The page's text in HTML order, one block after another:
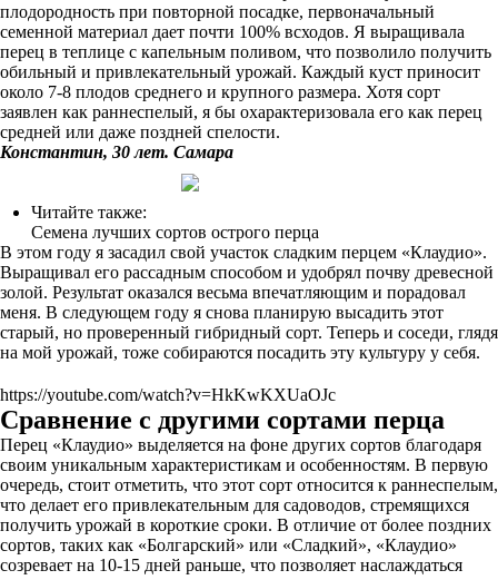
плодородность при повторной посадке, первоначальный
семенной материал дает почти 100% всходов. Я выращивала
перец в теплице с капельным поливом, что позволило получить
обильный и привлекательный урожай. Каждый куст приносит
около 7-8 плодов среднего и крупного размера. Хотя сорт
заявлен как раннеспелый, я бы охарактеризовала его как перец
средней или даже поздней спелости.
Константин, 30 лет. Самара
Читайте также:
Семена лучших сортов острого перца
В этом году я засадил свой участок сладким перцем «Клаудио».
Выращивал его рассадным способом и удобрял почву древесной
золой. Результат оказался весьма впечатляющим и порадовал
меня. В следующем году я снова планирую высадить этот
старый, но проверенный гибридный сорт. Теперь и соседи, глядя
на мой урожай, тоже собираются посадить эту культуру у себя.
https://youtube.com/watch?v=HkKwKXUaOJc
Сравнение с другими сортами перца
Перец «Клаудио» выделяется на фоне других сортов благодаря
своим уникальным характеристикам и особенностям. В первую
очередь, стоит отметить, что этот сорт относится к раннеспелым,
что делает его привлекательным для садоводов, стремящихся
получить урожай в короткие сроки. В отличие от более поздних
сортов, таких как «Болгарский» или «Сладкий», «Клаудио»
созревает на 10-15 дней раньше, что позволяет наслаждаться